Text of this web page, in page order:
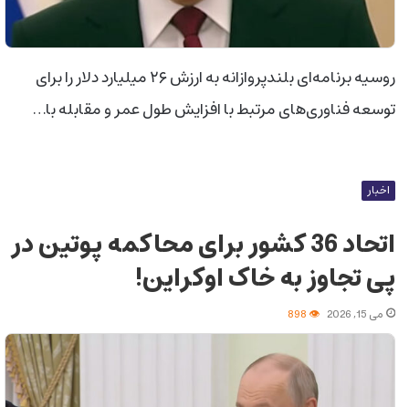
روسیه برنامه‌ای بلندپروازانه به ارزش ۲۶ میلیارد دلار را برای
توسعه فناوری‌های مرتبط با افزایش طول عمر و مقابله با…
اخبار
اتحاد 36 کشور برای محاکمه پوتین در
پی تجاوز به خاک اوکراین!
می 15, 2026